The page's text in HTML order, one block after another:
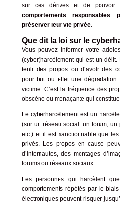
sur ces dérives et de
comportements
préserver leur vie privée.
Que dit la loi sur le
Vous pouvez informer votre
(cyber)harcèlement qui est un
tenir des propos ou d’avoir des
pour but ou effet une
victime. C’est la fréquence des
obscène ou menaçante qui
Le cyberharcèlement est un
(sur un réseau social, un forum,
etc.) et il est sanctionnable que
privés. Les propos en cause
d’internautes, des montages
forums ou réseaux sociaux…
Les personnes qui harcèlent
comportements répétés par le
électroniques peuvent risquer